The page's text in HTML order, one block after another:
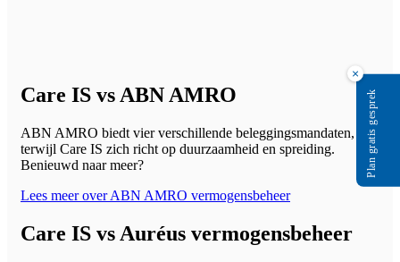
Care IS vs ABN AMRO
ABN AMRO biedt vier verschillende beleggingsmandaten,
terwijl Care IS zich richt op duurzaamheid en spreiding.
Benieuwd naar meer?
Lees meer over ABN AMRO vermogensbeheer
Care IS vs Auréus vermogensbeheer
×
Plan gratis gesprek